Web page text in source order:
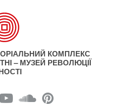
КОМПЛЕКС
– МУЗЕЙ РЕВОЛЮЦІЇ